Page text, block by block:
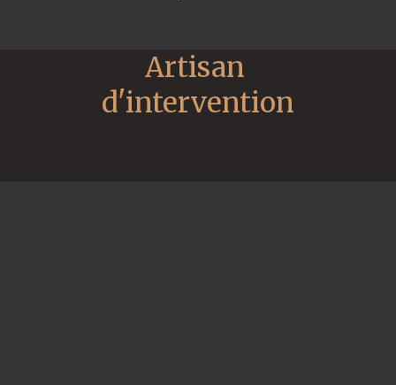
Artisan
d'intervention